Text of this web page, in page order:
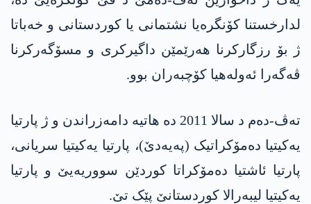
لدارخستنا کۆنگرەیا نشتمانی یا کوردستانی و خەباتا
ژ بۆ رزگارکرنا ھەرێمێن داگیرکری و مسۆگەرکرنا
ڤەگەرا ئەولەهیا کۆچبەران بوو.
تەڤ-دەم د سالا 2011 دە ھاتیە دامەزراندن و ژ پارتیا
یەکیتیا دەمۆکراتیک (پەیەدێ)، پارتیا یەکیتیا سریانی،
پارتیا ئاشتیا دەمۆکراتا کوردێن سووریەیێ و پارتیا
یەکیتیا لیبەرالا کوردستانێ پێک تێ.